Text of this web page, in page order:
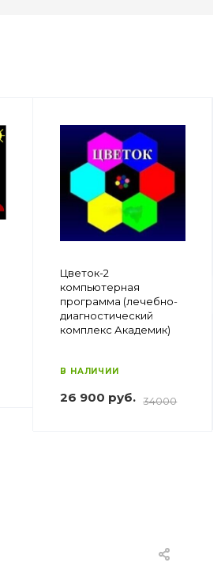
Цветок-2
компьютерная
программа (лечебно-
диагностический
комплекс Академик)
В НАЛИЧИИ
26 900 руб. 34000